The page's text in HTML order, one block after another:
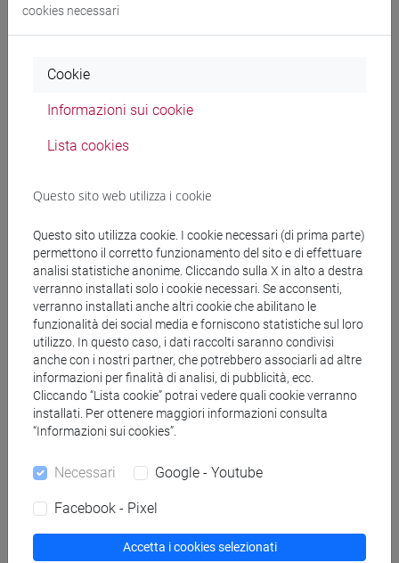
PONTANI Filippomaria
Materiali su Moodle
[FT1] CONSERVAZIONE E GESTIONE DEI BENI
E DELLE ATTIVITÀ CULTURALI - Laurea
archeologico/storia dell'arte
Mutua da
INTRODUZIONE ALLA CULTURA CLASSICA I
Struttura generale dell'insegnamento
cookies necessari
Cookie
Informazioni sui cookie
Lista cookies
Questo sito web utilizza i cookie
Questo sito utilizza cookie. I cookie necessari (di prima parte)
permettono il corretto funzionamento del sito e di effettuare
analisi statistiche anonime. Cliccando sulla X in alto a destra
verranno installati solo i cookie necessari. Se acconsenti,
verranno installati anche altri cookie che abilitano le
funzionalità dei social media e forniscono statistiche sul loro
utilizzo. In questo caso, i dati raccolti saranno condivisi
anche con i nostri partner, che potrebbero associarli ad altre
informazioni per finalità di analisi, di pubblicità, ecc.
Cliccando “Lista cookie” potrai vedere quali cookie verranno
installati. Per ottenere maggiori informazioni consulta
“Informazioni sui cookies”.
Necessari Google - Youtube
Facebook - Pixel
Accetta i cookies selezionati